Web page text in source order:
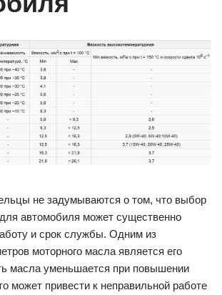
не задумываются о том, что выбор
автомобиля может существенно
и срок службы. Одним из
моторного масла является его
масла уменьшается при повышении
может привести к неправильной работе